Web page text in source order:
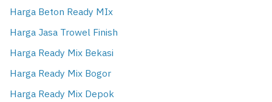
Harga Beton Ready MIx
Harga Jasa Trowel Finish
Harga Ready Mix Bekasi
Harga Ready Mix Bogor
Harga Ready Mix Depok